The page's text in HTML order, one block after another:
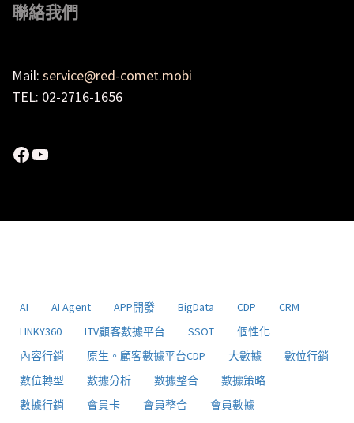
聯絡我們
Mail: service@red-comet.mobi
TEL: 02-2716-1656
Facebook
YouTube
AI AI Agent APP開發 BigData CDP
CRM
LINKY360
LTV顧客數據平台 SSOT
個性化
內容行銷
原生。顧客數據平台CDP 大數據
數位行銷
數位轉型
數據分析 數據整合
數據策略
數據行銷
會員卡 會員整合
會員數據